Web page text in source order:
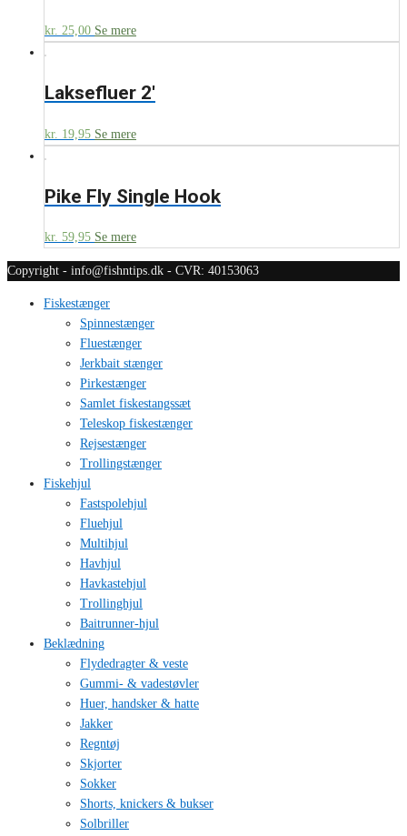
kr. 25,00 Se mere
Laksefluer 2′
kr. 19,95 Se mere
Pike Fly Single Hook
kr. 59,95 Se mere
Copyright - info@fishntips.dk - CVR: 40153063
Fiskestænger
Spinnestænger
Fluestænger
Jerkbait stænger
Pirkestænger
Samlet fiskestangssæt
Teleskop fiskestænger
Rejsestænger
Trollingstænger
Fiskehjul
Fastspolehjul
Fluehjul
Multihjul
Havhjul
Havkastehjul
Trollinghjul
Baitrunner-hjul
Beklædning
Flydedragter & veste
Gummi- & vadestøvler
Huer, handsker & hatte
Jakker
Regntøj
Skjorter
Sokker
Shorts, knickers & bukser
Solbriller